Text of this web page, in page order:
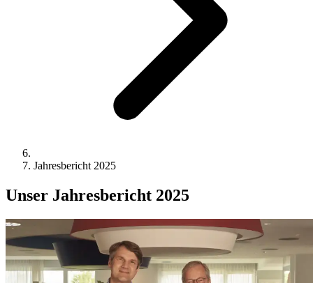
Jahresbericht 2025
Unser Jahresbericht 2025